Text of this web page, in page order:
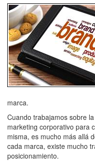
marca.
Cuando trabajamos sobre
marketing corporativo para
misma, es mucho más allá
cada marca, existe mucho
posicionamiento.